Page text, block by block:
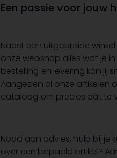
Een passie voor jouw
Naast een uitgebreide
onze webshop alles wat je
bestelling en levering kan jij
Aangezien al onze artikelen
cataloog om precies dàt te
Nood aan advies, hulp bij je
over een bepaald artikel?